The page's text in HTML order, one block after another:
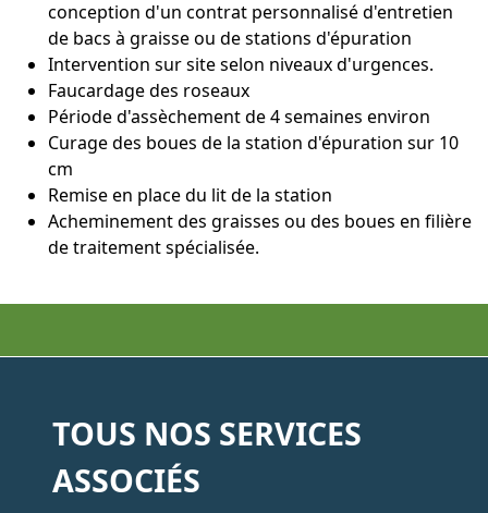
conception d'un contrat personnalisé d'entretien
de bacs à graisse ou de stations d'épuration
Intervention sur site selon niveaux d'urgences.
Faucardage des roseaux
Période d'assèchement de 4 semaines environ
Curage des boues de la station d'épuration sur 10
cm
Remise en place du lit de la station
Acheminement des graisses ou des boues en filière
de traitement spécialisée.
TOUS NOS SERVICES
ASSOCIÉS